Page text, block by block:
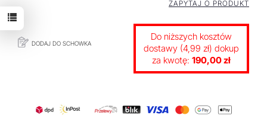
DODAJ DO SCHOWKA
ZAPYTAJ O PRODUKT
Do niższych kosztów
dostawy (4,99 zł) dokup
za kwotę: 190,00 zł